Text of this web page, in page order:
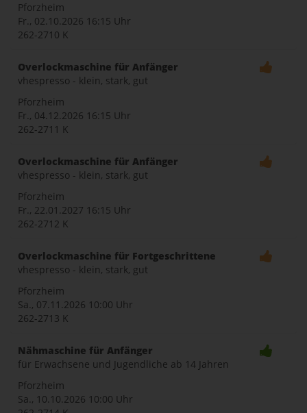
Pforzheim
Fr., 02.10.2026 16:15 Uhr
262-2710 K
Overlockmaschine für Anfänger
vhespresso - klein, stark, gut
Pforzheim
Fr., 04.12.2026 16:15 Uhr
262-2711 K
Overlockmaschine für Anfänger
vhespresso - klein, stark, gut
Pforzheim
Fr., 22.01.2027 16:15 Uhr
262-2712 K
Overlockmaschine für Fortgeschrittene
vhespresso - klein, stark, gut
Pforzheim
Sa., 07.11.2026 10:00 Uhr
262-2713 K
Nähmaschine für Anfänger
für Erwachsene und Jugendliche ab 14 Jahren
Pforzheim
Sa., 10.10.2026 10:00 Uhr